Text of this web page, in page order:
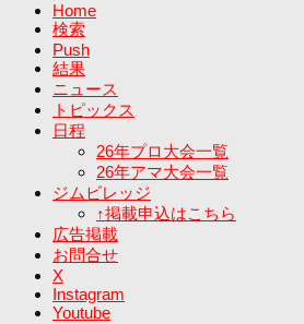
Home
検索
Push
結果
ニュース
トピックス
日程
26年プロ大会一覧
26年アマ大会一覧
ジムビレッジ
↑掲載申込はこちら
広告掲載
お問合せ
X
Instagram
Youtube